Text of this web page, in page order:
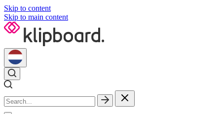
Skip to content
Skip to main content